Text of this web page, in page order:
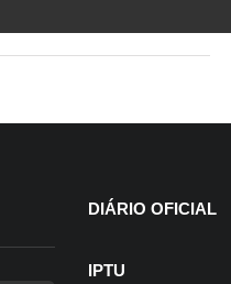
DIÁRIO OFICIAL
IPTU